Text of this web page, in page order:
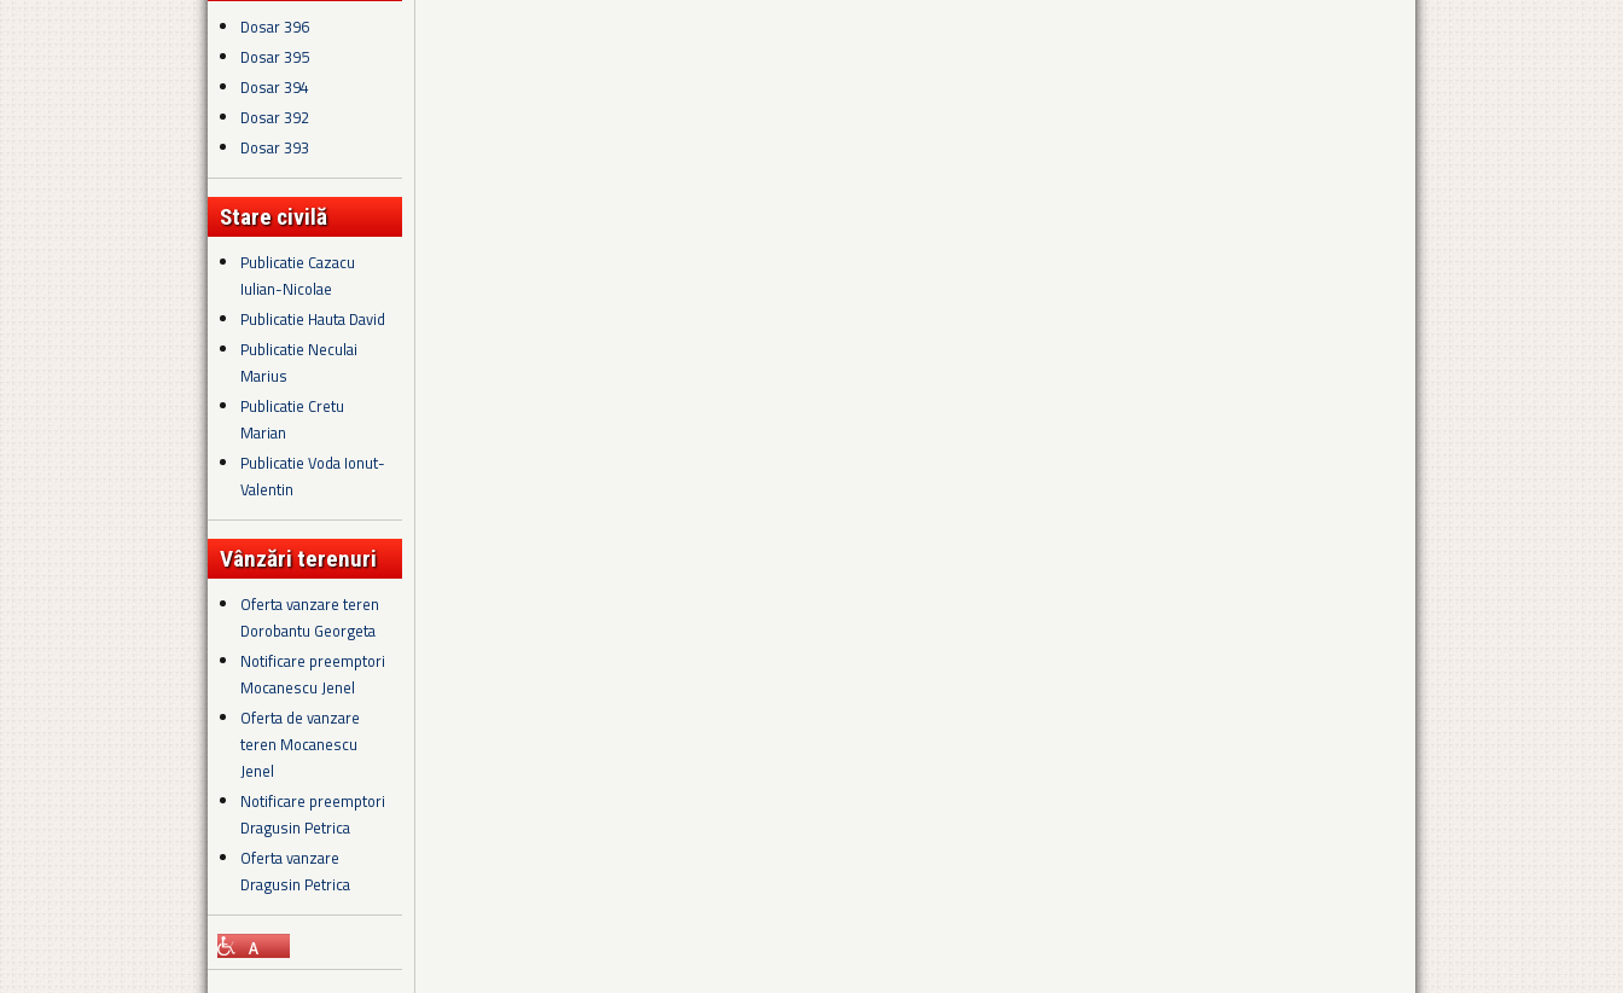
Dosar 396
Dosar 395
Dosar 394
Dosar 392
Dosar 393
Stare civilă
Publicatie Cazacu
Iulian-Nicolae
Publicatie Hauta David
Publicatie Neculai
Marius
Publicatie Cretu
Marian
Publicatie Voda Ionut-
Valentin
Vânzări terenuri
Oferta vanzare teren
Dorobantu Georgeta
Notificare preemptori
Mocanescu Jenel
Oferta de vanzare
teren Mocanescu
Jenel
Notificare preemptori
Dragusin Petrica
Oferta vanzare
Dragusin Petrica